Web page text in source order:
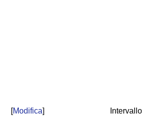
[Modifica]
Intervallo